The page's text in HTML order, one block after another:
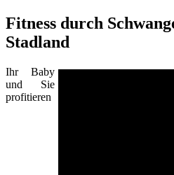
Fitness durch
Stadland
Ihr Baby
und Sie
profitieren